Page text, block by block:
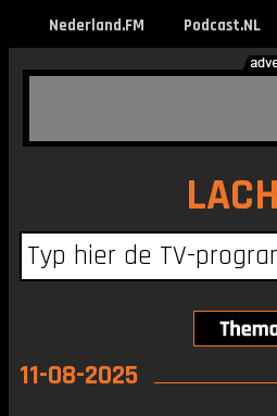
Nederland.FM Podcast.NL
11-08-2025